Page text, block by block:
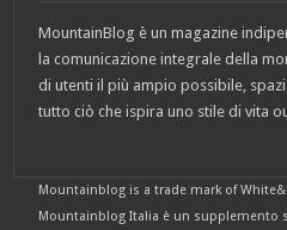
MountainBlog è un magazine
la comunicazione integrale della
di utenti il più ampio possibile,
tutto ciò che ispira uno stile di vita
Mountainblog is a trade mark of
Mountainblog Italia è un supplemento